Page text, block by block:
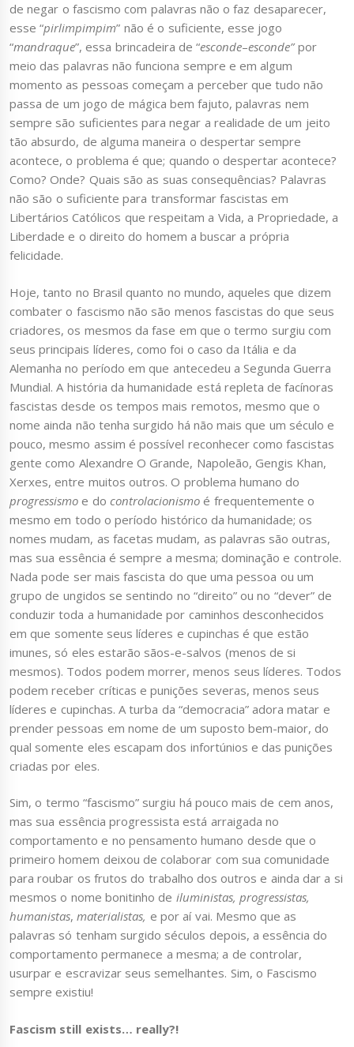
de negar o fascismo com palavras não o faz desaparecer,
esse “pirlimpimpim” não é o suficiente, esse jogo
“mandraque”, essa brincadeira de “esconde–esconde”por
meio das palavras não funciona sempre e em algum
momento as pessoas começam a perceber que tudo não
passa de um jogo de mágica bem fajuto, palavras nem
sempre são suficientes para negar a realidade de um jeito
tão absurdo, de alguma maneira o despertar sempre
acontece, o problema é que; quando o despertar acontece?
Como? Onde? Quais são as suas consequências? Palavras
não são o suficiente para transformar fascistas em
Libertários Católicos que respeitam a Vida, a Propriedade, a
Liberdade e o direito do homem a buscar a própria
felicidade.
Hoje, tanto no Brasil quanto no mundo, aqueles que dizem
combater o fascismo não são menos fascistas do que seus
criadores, os mesmos da fase em que o termo surgiu com
seus principais líderes, como foi o caso da Itália e da
Alemanha no período em que antecedeu a Segunda Guerra
Mundial. A história da humanidade está repleta de facínoras
fascistas desde os tempos mais remotos, mesmo que o
nome ainda não tenha surgido há não mais que um século e
pouco, mesmo assim é possível reconhecer como fascistas
gente como Alexandre O Grande, Napoleão, Gengis Khan,
Xerxes, entre muitos outros. O problema humano do
progressismo e do controlacionismoé frequentemente o
mesmo em todo o período histórico da humanidade; os
nomes mudam, as facetas mudam, as palavras são outras,
mas sua essência é sempre a mesma; dominação e controle.
Nada pode ser mais fascista do que uma pessoa ou um
grupo de ungidos se sentindo no “direito” ou no “dever” de
conduzir toda a humanidade por caminhos desconhecidos
em que somente seus líderes e cupinchas é que estão
imunes, só eles estarão sãos-e-salvos (menos de si
mesmos). Todos podem morrer, menos seus líderes. Todos
podem receber críticas e punições severas, menos seus
líderes e cupinchas. A turba da “democracia” adora matar e
prender pessoas em nome de um suposto bem-maior, do
qual somente eles escapam dos infortúnios e das punições
criadas por eles.
Sim, o termo “fascismo” surgiu há pouco mais de cem anos,
mas sua essência progressista está arraigada no
comportamento e no pensamento humano desde que o
primeiro homem deixou de colaborar com sua comunidade
para roubar os frutos do trabalho dos outros e ainda dar a si
mesmos o nome bonitinho de iluministas, progressistas,
humanistas, materialistas, e por aí vai. Mesmo que as
palavras só tenham surgido séculos depois, a essência do
comportamento permanece a mesma; a de controlar,
usurpar e escravizar seus semelhantes. Sim, o Fascismo
sempre existiu!
Fascism still exists… really?!